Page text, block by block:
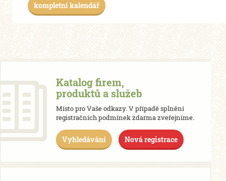
kompletní kalendář
Katalog firem,
produktů a služeb
Místo pro Vaše odkazy. V případě splnění
registračních podmínek zdarma zveřejníme.
Vyhledávání Nová registrace